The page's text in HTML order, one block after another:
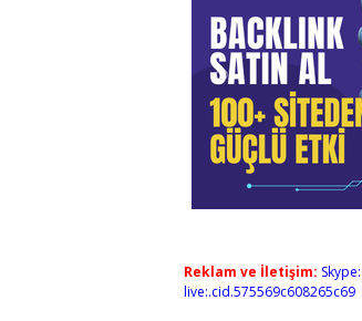
Reklam ve İletişim: Skype:
live:.cid.575569c608265c69